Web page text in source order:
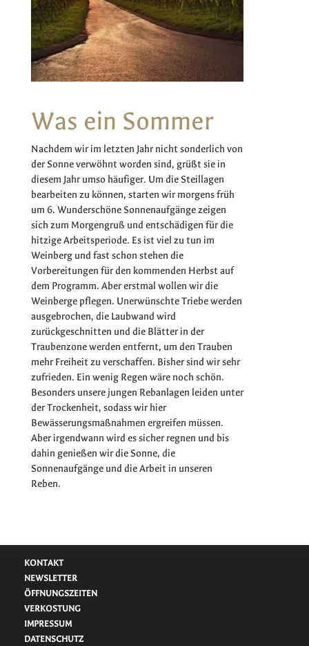
Was ein Sommer
Nachdem wir im letzten Jahr nicht sonderlich von
der Sonne verwöhnt worden sind, grüßt sie in
diesem Jahr umso häufiger. Um die Steillagen
bearbeiten zu können, starten wir morgens früh
um 6. Wunderschöne Sonnenaufgänge zeigen
sich zum Morgengruß und entschädigen für die
hitzige Arbeitsperiode. Es ist viel zu tun im
Weinberg und fast schon stehen die
Vorbereitungen für den kommenden Herbst auf
dem Programm. Aber erstmal wollen wir die
Weinberge pflegen. Unerwünschte Triebe werden
ausgebrochen, die Laubwand wird
zurückgeschnitten und die Blätter in der
Traubenzone werden entfernt, um den Trauben
mehr Freiheit zu verschaffen. Bisher sind wir sehr
zufrieden. Ein wenig Regen wäre noch schön.
Besonders unsere jungen Rebanlagen leiden unter
der Trockenheit, sodass wir hier
Bewässerungsmaßnahmen ergreifen müssen.
Aber irgendwann wird es sicher regnen und bis
dahin genießen wir die Sonne, die
Sonnenaufgänge und die Arbeit in unseren
Reben.
KONTAKT
NEWSLETTER
ÖFFNUNGSZEITEN
VERKOSTUNG
IMPRESSUM
DATENSCHUTZ